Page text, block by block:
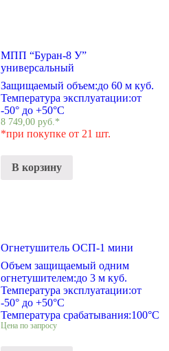
МПП “Буран-8 У”
универсальный
Защищаемый объем:до 60 м куб.
Температура эксплуатации:от
-50° до +50°С
8 749,00руб. *
*при покупке от 21 шт.
В корзину
Огнетушитель ОСП-1 мини
Объем защищаемый одним
огнетушителем:до 3 м куб.
Температура эксплуатации:от
-50° до +50°С
Температура срабатывания:100°С
Цена по запросу